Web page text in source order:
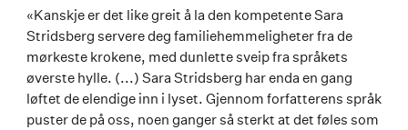
«Kanskje er det like greit å la den kompetente Sara
Stridsberg servere deg familiehemmeligheter fra de
mørkeste krokene, med dunlette sveip fra språkets
øverste hylle. (...) Sara Stridsberg har enda en gang
løftet de elendige inn i lyset. Gjennom forfatterens språk
puster de på oss, noen ganger så sterkt at det føles som